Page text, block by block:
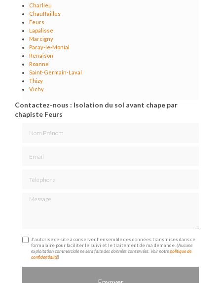
Charlieu
Chauffailles
Feurs
Lapalisse
Marcigny
Paray-le-Monial
Renaison
Roanne
Saint-Germain-Laval
Thizy
Vichy
Contactez-nous : Isolation du sol avant chape par
chapiste Feurs
Message
J'autorise ce site à conserver l'ensemble des données transmises dans ce
formulaire pour faciliter le suivi et le traitement de ma demande.(Aucune
exploitation commerciale ne sera faite des données conservées. Voir notrepolitique de
confidentialité)